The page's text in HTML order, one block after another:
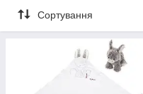
Сортування